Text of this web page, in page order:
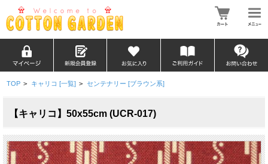
TOP > キャリコ [一覧] > センテナリー [ブラウン系]
【キャリコ】50x55cm (UCR-017)